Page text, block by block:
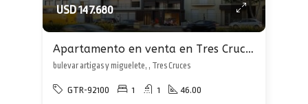
USD 147.680
Apartamento en venta en Tres Cruces
bulevar artigas y miguelete, , Tres Cruces
GTR-92100 1 1 46.00